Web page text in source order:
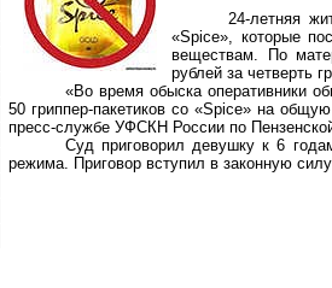
24-летняя
«Spice», которые
веществам. По
рублей за четверть
«Во время обыска оперативники
50 гриппер-пакетиковсо «Spice» на
пресс-службе УФСКН России по
Суд приговорил девушку к 6
режима. Приговор вступил в законную